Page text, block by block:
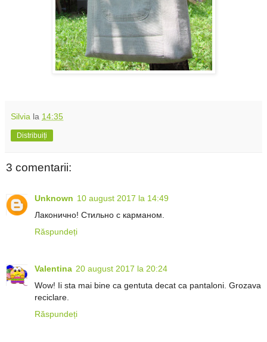
Silvia la 14:35
Distribuiți
3 comentarii:
Unknown 10 august 2017 la 14:49
Лаконично! Стильно с карманом.
Răspundeți
Valentina 20 august 2017 la 20:24
Wow! Ii sta mai bine ca gentuta decat ca pantaloni. Grozava
reciclare.
Răspundeți